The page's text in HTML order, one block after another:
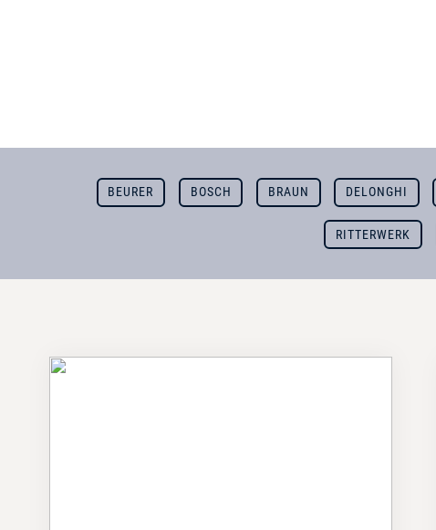
BEURER BOSCH BRAUN DELONGHI
RITTERWERK